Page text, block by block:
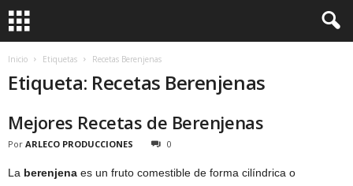
Inicio Etiquetas Recetas Berenjenas
Etiqueta: Recetas Berenjenas
Mejores Recetas de Berenjenas
Por ARLECO PRODUCCIONES 0
La berenjena es un fruto comestible de forma cilíndrica o